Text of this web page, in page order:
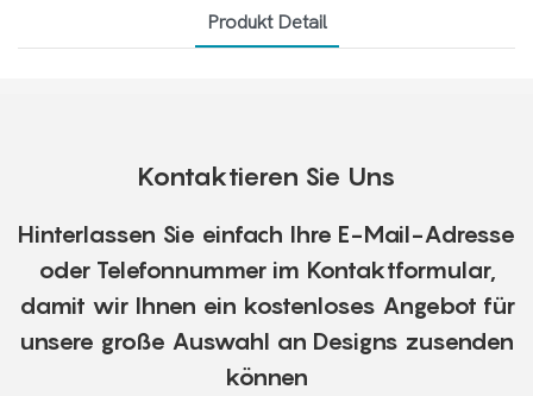
Produkt Detail
Kontaktieren Sie Uns
Hinterlassen Sie einfach Ihre E-Mail-Adresse
oder Telefonnummer im Kontaktformular,
damit wir Ihnen ein kostenloses Angebot für
unsere große Auswahl an Designs zusenden
können